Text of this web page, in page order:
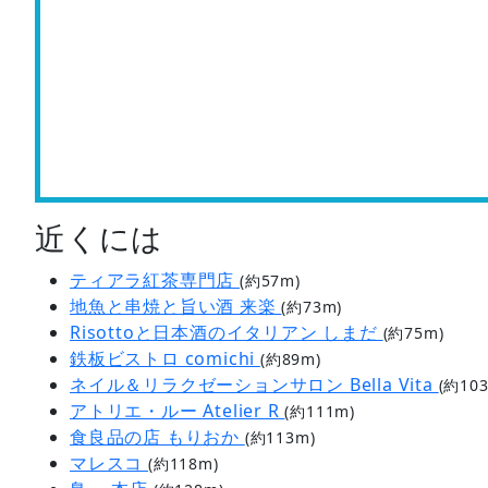
近くには
ティアラ紅茶専門店 (約57m)
地魚と串焼と旨い酒 来楽(約73m)
Risottoと日本酒のイタリアン しまだ (約75m)
鉄板ビストロ comichi (約89m)
ネイル＆リラクゼーションサロン Bella Vita (約
アトリエ・ルー Atelier R(約111m)
食良品の店 もりおか (約113m)
マレスコ (約118m)